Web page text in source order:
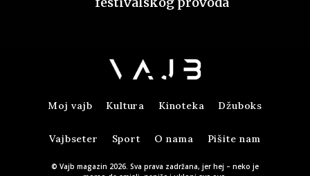
Moj vajb Kultura Kinoteka Džuboks
Vajbseter Sport O nama Pišite nam
© Vajb magazin 2026. Sva prava zadržana, jer hej – neko je